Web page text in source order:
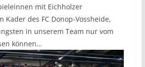
mit Eichholzer
Kader des FC Donop-Vossheide,
in unserem Team nur vom
können…